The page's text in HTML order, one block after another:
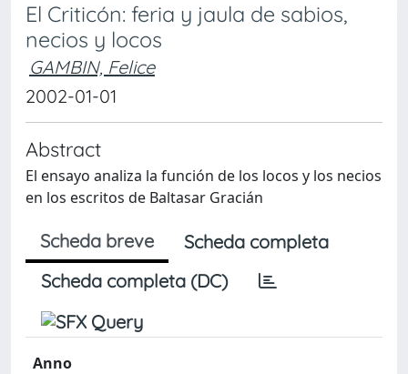
El Criticón: feria y jaula de sabios,
necios y locos
GAMBIN, Felice
2002-01-01
Abstract
El ensayo analiza la función de los locos y los necios
en los escritos de Baltasar Gracián
Scheda breve
Scheda completa
Scheda completa (DC)
Anno